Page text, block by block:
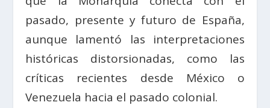
pasado, presente y futuro de España,
aunque lamentó las interpretaciones
históricas distorsionadas, como las
críticas recientes desde México o
Venezuela hacia el pasado colonial.